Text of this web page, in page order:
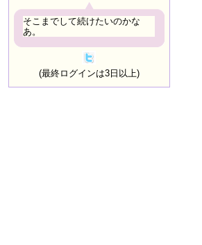
そこまでして続けたいのかな
あ。
(最終ログインは3日以上)